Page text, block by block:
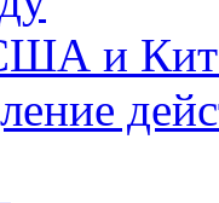
и